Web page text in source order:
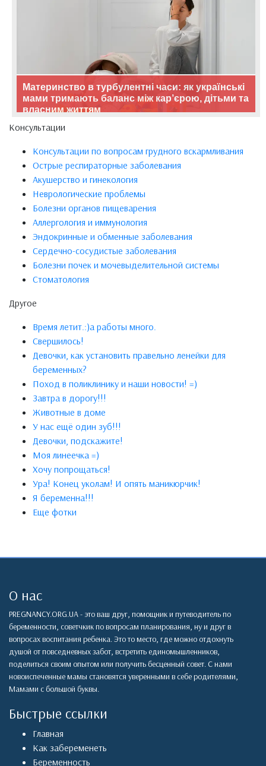
Материнство в турбулентні часи: як українські
мами тримають баланс між кар’єрою, дітьми та
власним життям
Консультации
Консультации по вопросам грудного вскармливания
Острые респираторные заболевания
Акушерство и гинекология
Неврологические проблемы
Болезни органов пищеварения
Аллергология и иммунология
Эндокринные и обменные заболевания
Сердечно-сосудистые заболевания
Болезни почек и мочевыделительной системы
Стоматология
Другое
Время летит.:)а работы много.
Свершилось!
Девочки, как установить правельно ленейки для
беременных?
Поход в поликлинику и наши новости! =)
Завтра в дорогу!!!
Животные в доме
У нас ещё один зуб!!!
Девочки, подскажите!
Моя линеечка =)
Хочу попрощаться!
Ура! Конец уколам! И опять маникюрчик!
Я беременна!!!
Еще фотки
О нас
PREGNANCY.ORG.UA - это ваш друг, помощник и путеводитель по
беременности, советчкик по вопросам планирования, ну и друг в
вопросах воспитания ребенка. Это то место, где можно отдохнуть
душой от повседневных забот, встретить единомышленников,
поделиться своим опытом или получить бесценный совет. С нами
новоиспеченные мамы становятся уверенными в себе родителями,
Мамами с большой буквы.
Быстрые ссылки
Главная
Как забеременеть
Беременность